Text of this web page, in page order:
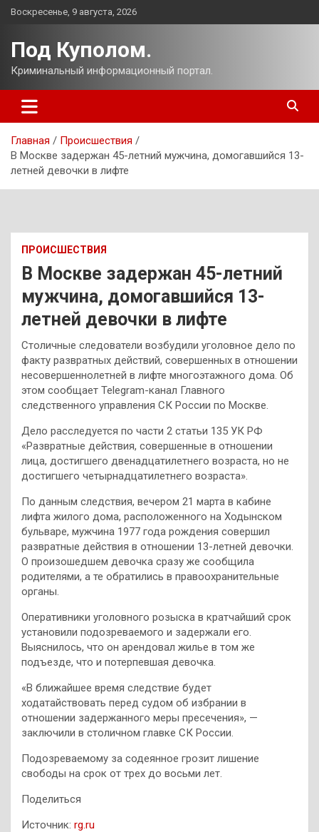
Перейти
Воскресенье, 9 августа, 2026
Под Куполом.
Криминальный информационный портал.
Главная
Происшествия
В Москве задержан 45-летний мужчина, домогавшийся 13-
летней девочки в лифте
ПРОИСШЕСТВИЯ
В Москве задержан 45-летний
мужчина, домогавшийся 13-
летней девочки в лифте
Столичные следователи возбудили уголовное дело по
факту развратных действий, совершенных в отношении
несовершеннолетней в лифте многоэтажного дома. Об
этом сообщает Telegram-канал Главного
следственного управления СК России по Москве.
Дело расследуется по части 2 статьи 135 УК РФ
«Развратные действия, совершенные в отношении
лица, достигшего двенадцатилетнего возраста, но не
достигшего четырнадцатилетнего возраста».
По данным следствия, вечером 21 марта в кабине
лифта жилого дома, расположенного на Ходынском
бульваре, мужчина 1977 года рождения совершил
развратные действия в отношении 13-летней девочки.
О произошедшем девочка сразу же сообщила
родителями, а те обратились в правоохранительные
органы.
Оперативники уголовного розыска в кратчайший срок
установили подозреваемого и задержали его.
Выяснилось, что он арендовал жилье в том же
подъезде, что и потерпевшая девочка.
«В ближайшее время следствие будет
ходатайствовать перед судом об избрании в
отношении задержанного меры пресечения», —
заключили в столичном главке СК России.
Подозреваемому за содеянное грозит лишение
свободы на срок от трех до восьми лет.
Поделиться
Источник: rg.ru